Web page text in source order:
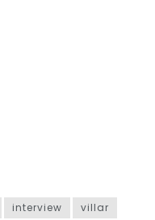
interview villar